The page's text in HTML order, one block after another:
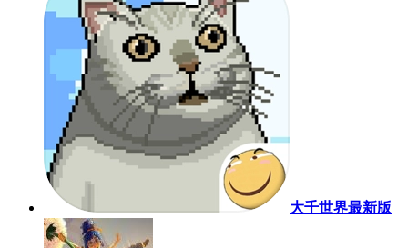
大千世界最新版